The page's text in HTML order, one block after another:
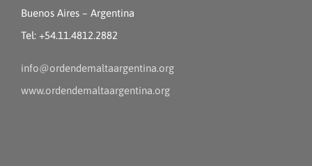
Buenos Aires – Argentina
Tel: +54.11.4812.2882
info@ordendemaltaargentina.org
www.ordendemaltaargentina.org